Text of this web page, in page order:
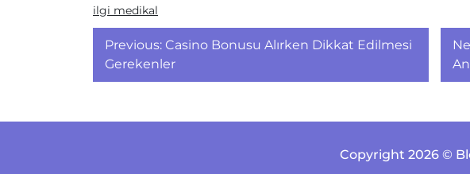
ilgi medikal
Yazı
gezinmesi
Previous: Casino Bonusu Alırken Dikkat Edilmesi
Gerekenler
Copyright 2026 ©